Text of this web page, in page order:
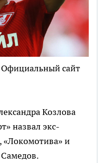
сайт
Козлова
назвал экс-
«Локомотива» и